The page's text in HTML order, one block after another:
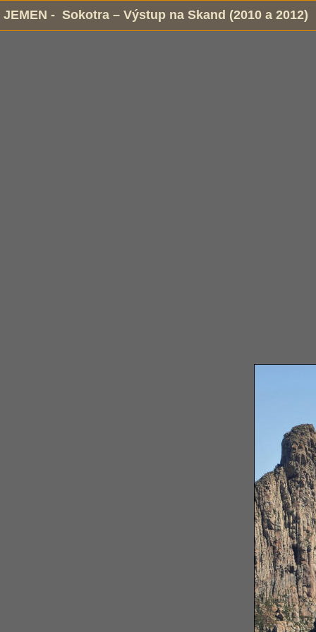
JEMEN - Sokotra – Výstup na Skand (2010 a 2012)